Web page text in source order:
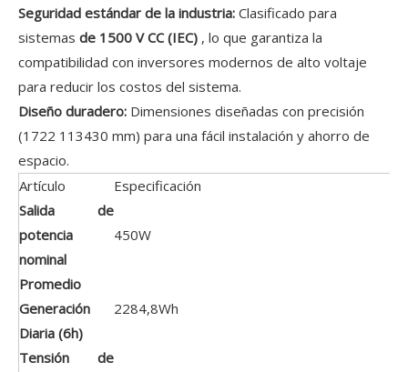
Seguridad estándar de la industria: Clasificado para
sistemas de 1500 V CC (IEC) , lo que garantiza la
compatibilidad con inversores modernos de alto voltaje
para reducir los costos del sistema.
Diseño duradero: Dimensiones diseñadas con precisión
(1722 113430 mm) para una fácil instalación y ahorro de
espacio.
Artículo
Especificación
Salida de
potencia
nominal
450W
Promedio
Generación
Diaria (6h)
2284,8Wh
Tensión de